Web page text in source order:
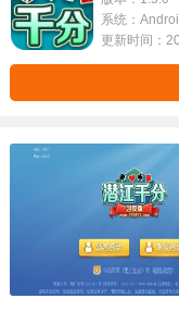
系统：
更新时间：